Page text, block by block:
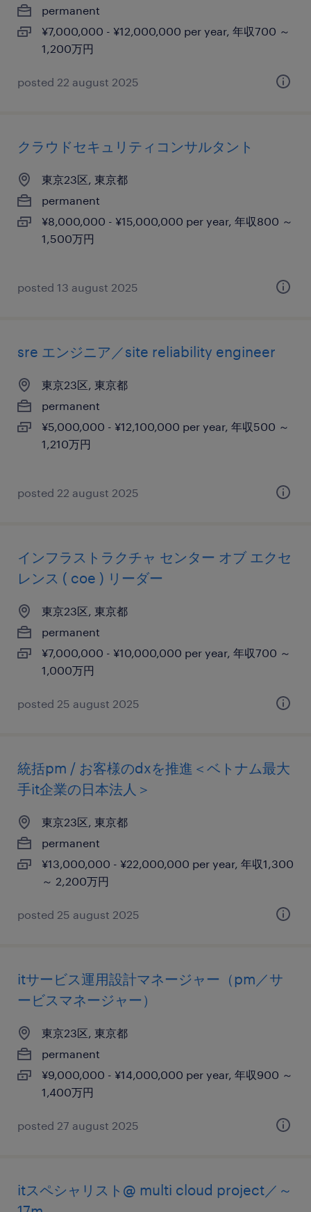
permanent
¥7,000,000 - ¥12,000,000 per year, 年収700 ～
1,200万円
posted 22 august 2025
クラウドセキュリティコンサルタント
東京23区, 東京都
permanent
¥8,000,000 - ¥15,000,000 per year, 年収800 ～
1,500万円
posted 13 august 2025
sre エンジニア／site reliability engineer
東京23区, 東京都
permanent
¥5,000,000 - ¥12,100,000 per year, 年収500 ～
1,210万円
posted 22 august 2025
インフラストラクチャ センター オブ エクセ
レンス ( coe ) リーダー
東京23区, 東京都
permanent
¥7,000,000 - ¥10,000,000 per year, 年収700 ～
1,000万円
posted 25 august 2025
統括pm / お客様のdxを推進＜ベトナム最大
手it企業の日本法人＞
東京23区, 東京都
permanent
¥13,000,000 - ¥22,000,000 per year, 年収1,300
～ 2,200万円
posted 25 august 2025
itサービス運用設計マネージャー（pm／サ
ービスマネージャー）
東京23区, 東京都
permanent
¥9,000,000 - ¥14,000,000 per year, 年収900 ～
1,400万円
posted 27 august 2025
itスペシャリスト@ multi cloud project／～